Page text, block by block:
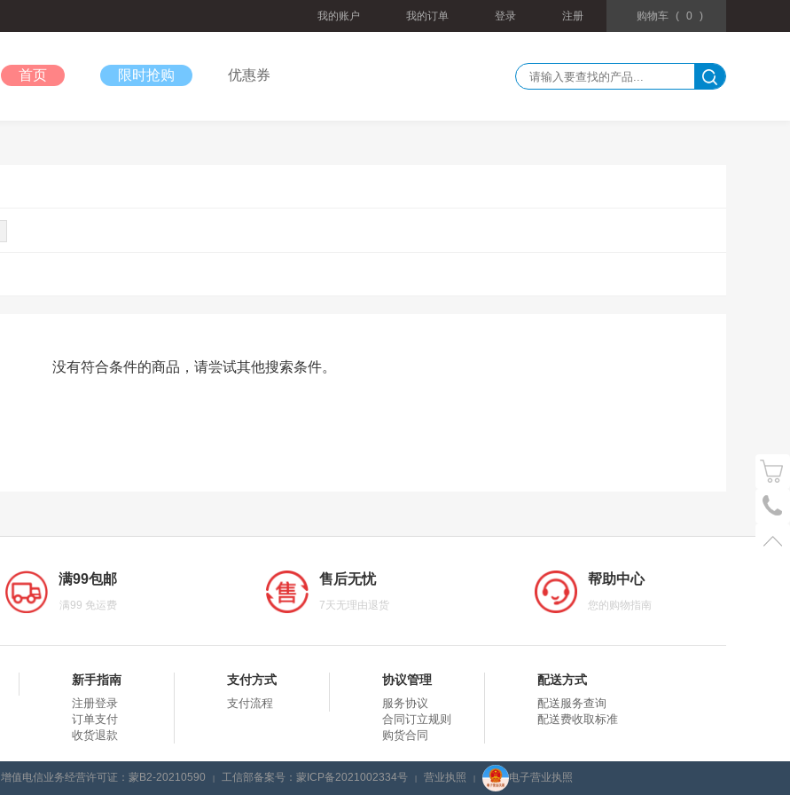
我的账户 我的订单 登录 注册 购物车 ( 0 )
首页 限时抢购 优惠券
没有符合条件的商品，请尝试其他搜索条件。
满99包邮
满99 免运费
售后无忧
7天无理由退货
帮助中心
您的购物指南
新手指南
注册登录
订单支付
收货退款
支付方式
支付流程
协议管理
服务协议
合同订立规则
购货合同
配送方式
配送服务查询
配送费收取标准
增值电信业务经营许可证：蒙B2-20210590 | 工信部备案号：蒙ICP备2021002334号 | 营业执照 | 电子营业执照